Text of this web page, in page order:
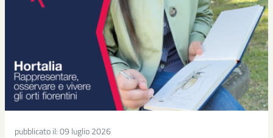
pubblicato il:09 luglio 2026